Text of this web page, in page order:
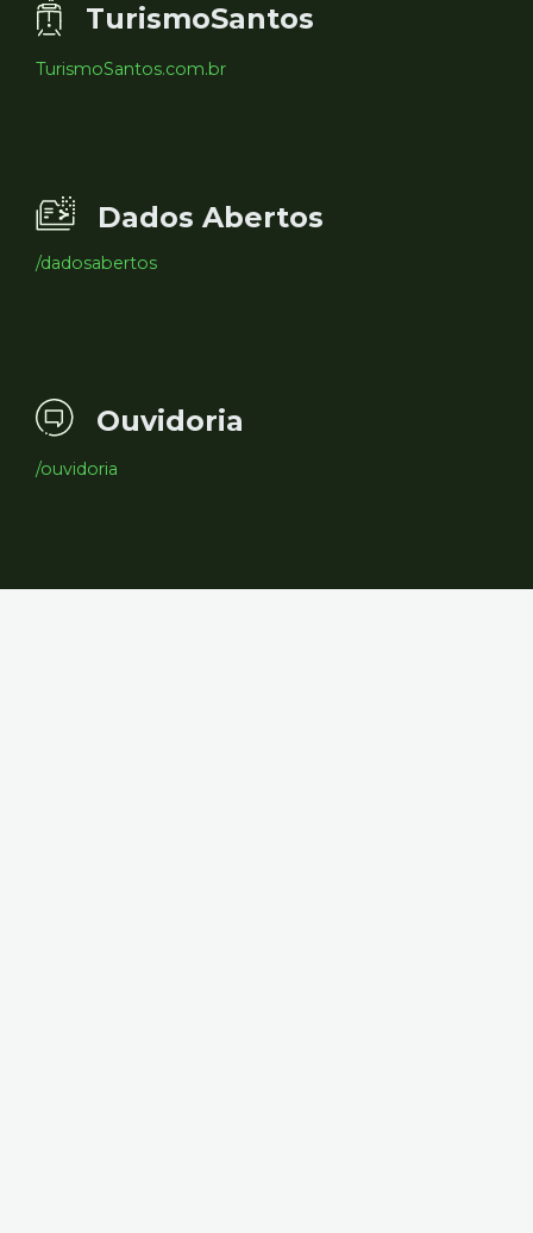
TurismoSantos
TurismoSantos.com.br
Dados Abertos
/dadosabertos
Ouvidoria
/ouvidoria